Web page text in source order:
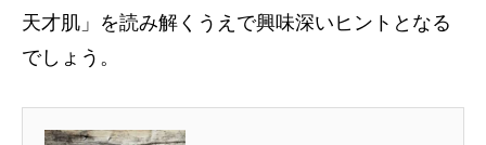
天才肌」を読み解くうえで興味深いヒントとなる
でしょう。